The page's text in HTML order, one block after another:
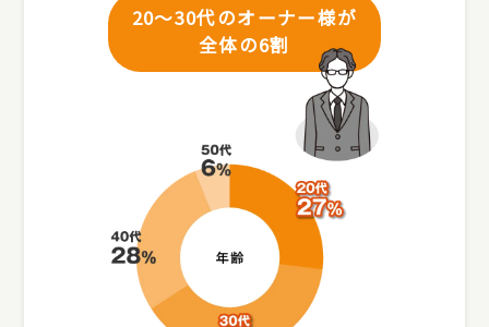
20～30代のオーナー様が
全体の6割